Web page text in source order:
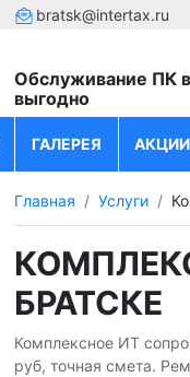
bratsk@intertax.ru
Обслуживание ПК
выгодно
ГАЛЕРЕЯ АКЦИИ
Главная Услуги
БРАТСКЕ
Комплексное ИТ
руб, точная смета.